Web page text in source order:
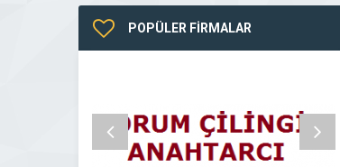
POPÜLER FİRMALAR